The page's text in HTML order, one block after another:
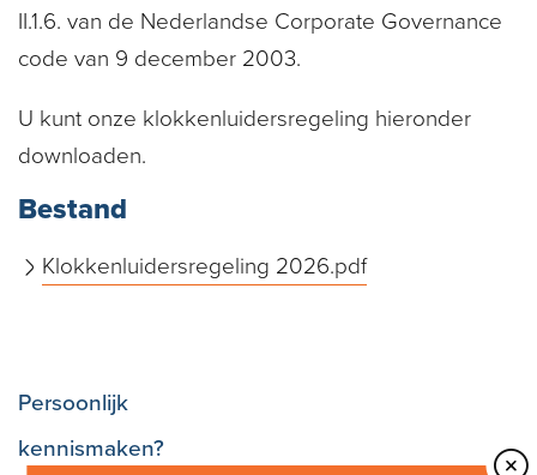
II.1.6. van de Nederlandse Corporate Governance
code van 9 december 2003.
U kunt onze klokkenluidersregeling hieronder
downloaden.
Bestand
Klokkenluidersregeling 2026.pdf
Persoonlijk
kennismaken?